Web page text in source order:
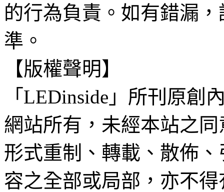
的行為負責。如有錯漏
準。
【版權聲明】
「LEDinside」所刊原創
網站所有，未經本站之
形式重制、轉載、散佈
容之全部或局部，亦不